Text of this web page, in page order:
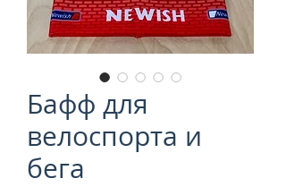
Бафф для
велоспорта и
бега